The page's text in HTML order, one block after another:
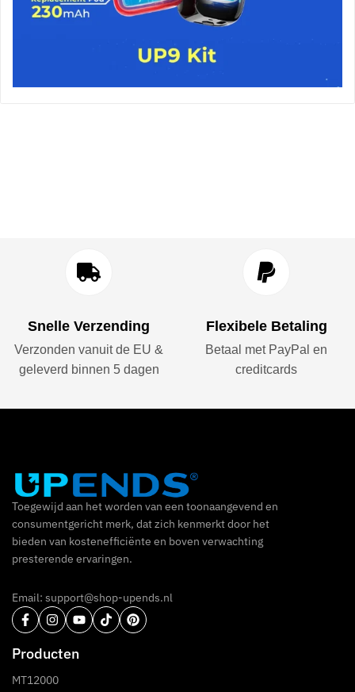
Snelle Verzending
Verzonden vanuit de EU &
geleverd binnen 5 dagen
Flexibele Betaling
Betaal met PayPal en
creditcards
Toegewijd aan het worden van een toonaangevend en
consumentgericht merk, dat zich kenmerkt door het
bieden van kostenefficiënte en boven verwachting
presterende ervaringen.
Email: support@shop-upends.nl
Producten
MT12000